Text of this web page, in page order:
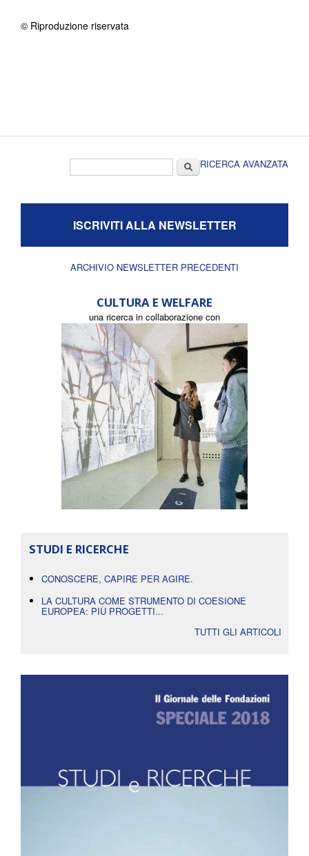
© Riproduzione riservata
CercaRICERCA AVANZATA
ISCRIVITI ALLA NEWSLETTER
ARCHIVIO NEWSLETTER PRECEDENTI
CULTURA E WELFARE
una ricerca in collaborazione con
STUDI E RICERCHE
CONOSCERE, CAPIRE PER AGIRE.
LA CULTURA COME STRUMENTO DI COESIONE
EUROPEA: PIÙ PROGETTI...
TUTTI GLI ARTICOLI